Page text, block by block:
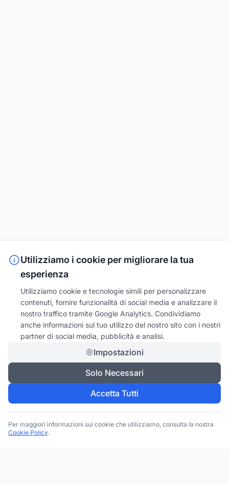
Utilizziamo i cookie per migliorare la tua
esperienza
Utilizziamo cookie e tecnologie simili per personalizzare
contenuti, fornire funzionalità di social media e analizzare il
nostro traffico tramite Google Analytics. Condividiamo
anche informazioni sul tuo utilizzo del nostro sito con i nostri
partner di social media, pubblicità e analisi.
Impostazioni
Solo Necessari
Accetta Tutti
Per maggiori informazioni sui cookie che utilizziamo, consulta la nostra
Cookie Policy.